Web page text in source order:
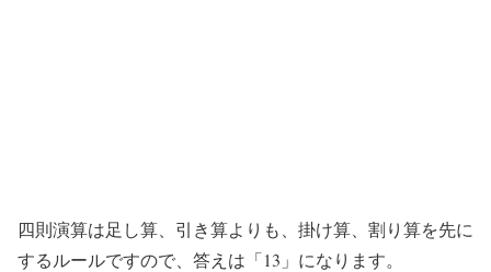
四則演算は足し算、引き算よりも、掛け算、割り算を先に
するルールですので、答えは「13」になります。